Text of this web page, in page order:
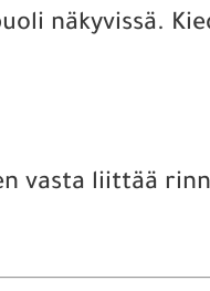
näkyvissä.
vasta liittää